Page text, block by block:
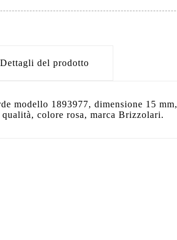
Dettagli del prodotto
modello 1893977, dimensione 15 mm,
colore rosa, marca Brizzolari.